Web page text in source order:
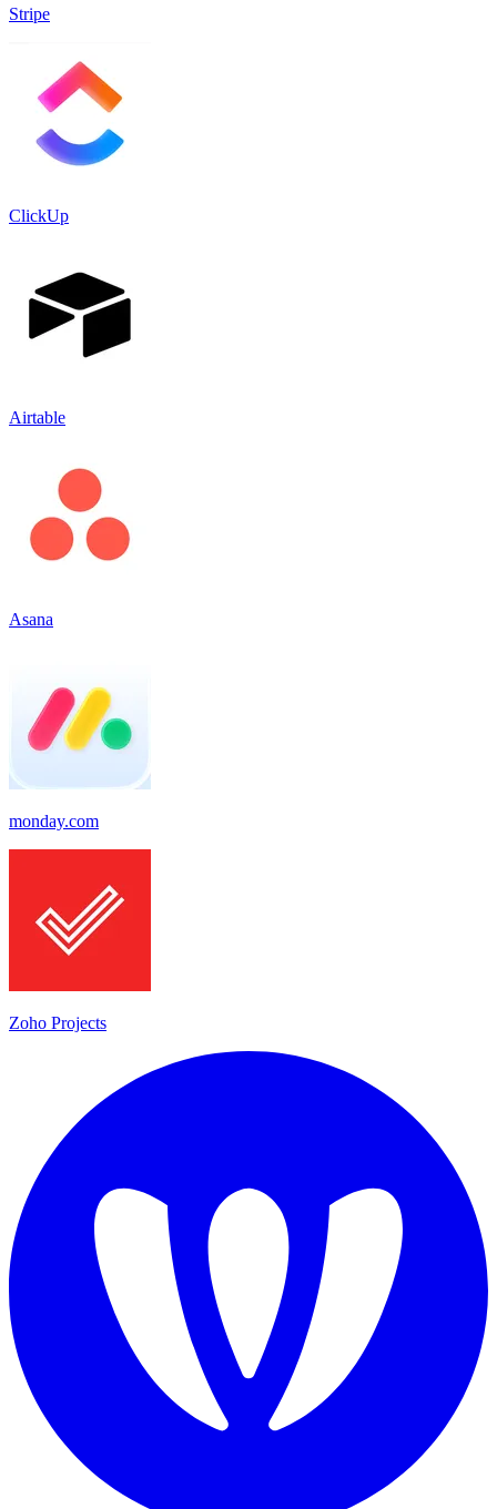
Stripe
ClickUp
Airtable
Asana
monday.com
Zoho Projects